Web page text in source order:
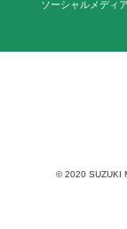
ソーシャルメディ
© 2020 SUZUKI